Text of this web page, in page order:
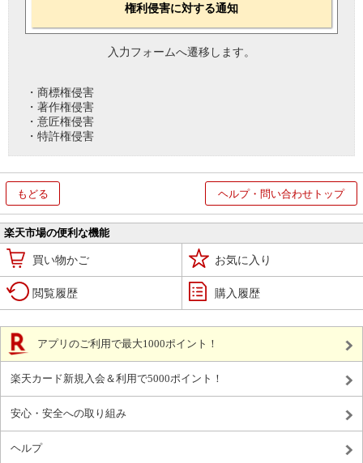
権利侵害に対する通知
入力フォームへ遷移します。
・商標権侵害
・著作権侵害
・意匠権侵害
・特許権侵害
もどる ヘルプ・問い合わせトップ
楽天市場の便利な機能
買い物かご お気に入り
閲覧履歴 購入履歴
アプリのご利用で最大1000ポイント！
楽天カード新規入会＆利用で5000ポイント！
安心・安全への取り組み
ヘルプ